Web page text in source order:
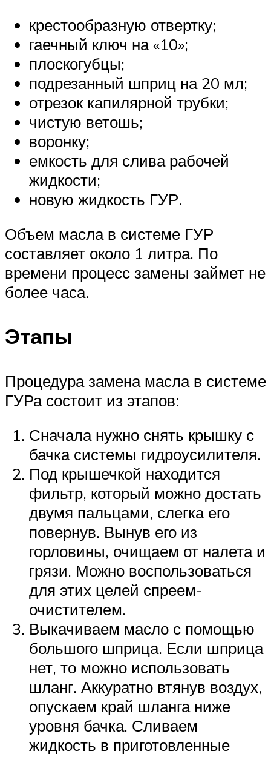
крестообразную отвертку;
гаечный ключ на «10»;
плоскогубцы;
подрезанный шприц на 20 мл;
отрезок капилярной трубки;
чистую ветошь;
воронку;
емкость для слива рабочей
жидкости;
новую жидкость ГУР.
Объем масла в системе ГУР
составляет около 1 литра. По
времени процесс замены займет не
более часа.
Этапы
Процедура замена масла в системе
ГУРа состоит из этапов:
Сначала нужно снять крышку с
бачка системы гидроусилителя.
Под крышечкой находится
фильтр, который можно достать
двумя пальцами, слегка его
повернув. Вынув его из
горловины, очищаем от налета и
грязи. Можно воспользоваться
для этих целей спреем-
очистителем.
Выкачиваем масло с помощью
большого шприца. Если шприца
нет, то можно использовать
шланг. Аккуратно втянув воздух,
опускаем край шланга ниже
уровня бачка. Сливаем
жидкость в приготовленные